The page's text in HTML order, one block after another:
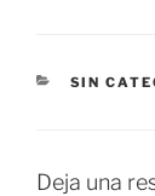
SIN
Deja una